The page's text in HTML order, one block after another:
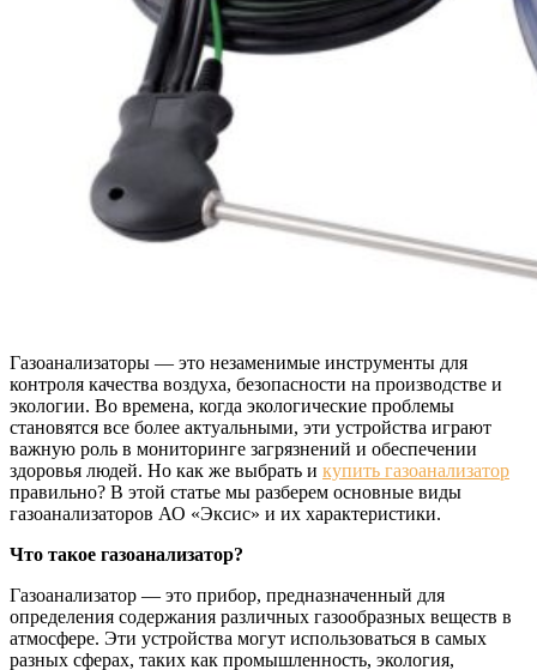
Газоанализаторы — это незаменимые инструменты для
контроля качества воздуха, безопасности на производстве и
экологии. Во времена, когда экологические проблемы
становятся все более актуальными, эти устройства играют
важную роль в мониторинге загрязнений и обеспечении
здоровья людей. Но как же выбрать и купить газоанализатор
правильно? В этой статье мы разберем основные виды
газоанализаторов АО «Эксис» и их характеристики.
Что такое газоанализатор?
Газоанализатор — это прибор, предназначенный для
определения содержания различных газообразных веществ в
атмосфере. Эти устройства могут использоваться в самых
разных сферах, таких как промышленность, экология,